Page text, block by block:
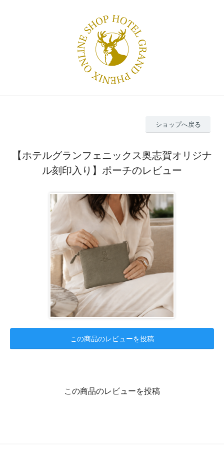
ショップへ戻る
【ホテルグランフェニックス奥志賀オリジナ
ル刻印入り】ポーチのレビュー
この商品のレビューを投稿
この商品のレビューを投稿